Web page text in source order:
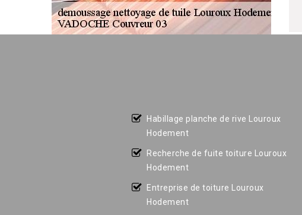
Habillage planche de rive Louroux
Hodement
Recherche de fuite toiture Louroux
Hodement
Entreprise de toiture Louroux
Hodement